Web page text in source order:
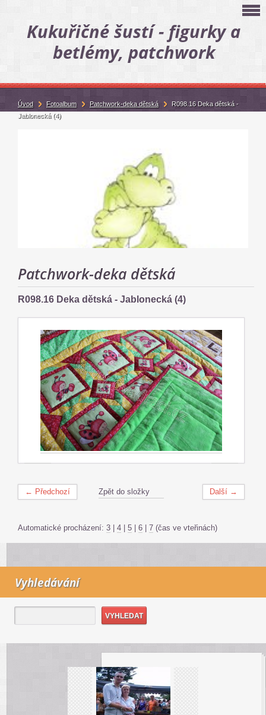
Kukuřičné šustí - figurky a
betlémy, patchwork
Patchwork-deka dětská
R098.16 Deka dětská - Jablonecká (4)
← Předchozí Další →
Zpět do složky
Automatické procházení: 3 | 4 | 5 | 6 | 7 (čas ve vteřinách)
Vyhledávání
Úvod Fotoalbum Patchwork-deka dětská
R098.16 Deka dětská -
Jablonecká (4)